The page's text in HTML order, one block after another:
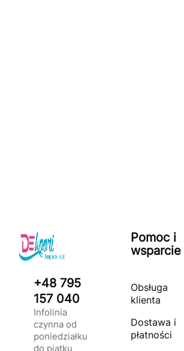
+48 795
157 040
Infolinia
czynna od
poniedziałku
do piątku
Pomoc i
wsparcie
Obsługa
klienta
Dostawa i
płatności